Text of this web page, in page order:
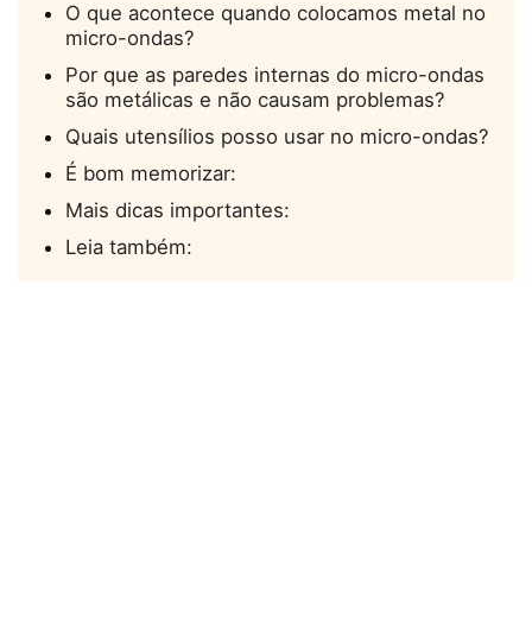
O que acontece quando colocamos metal no
micro-ondas?
Por que as paredes internas do micro-ondas
são metálicas e não causam problemas?
Quais utensílios posso usar no micro-ondas?
É bom memorizar:
Mais dicas importantes:
Leia também: